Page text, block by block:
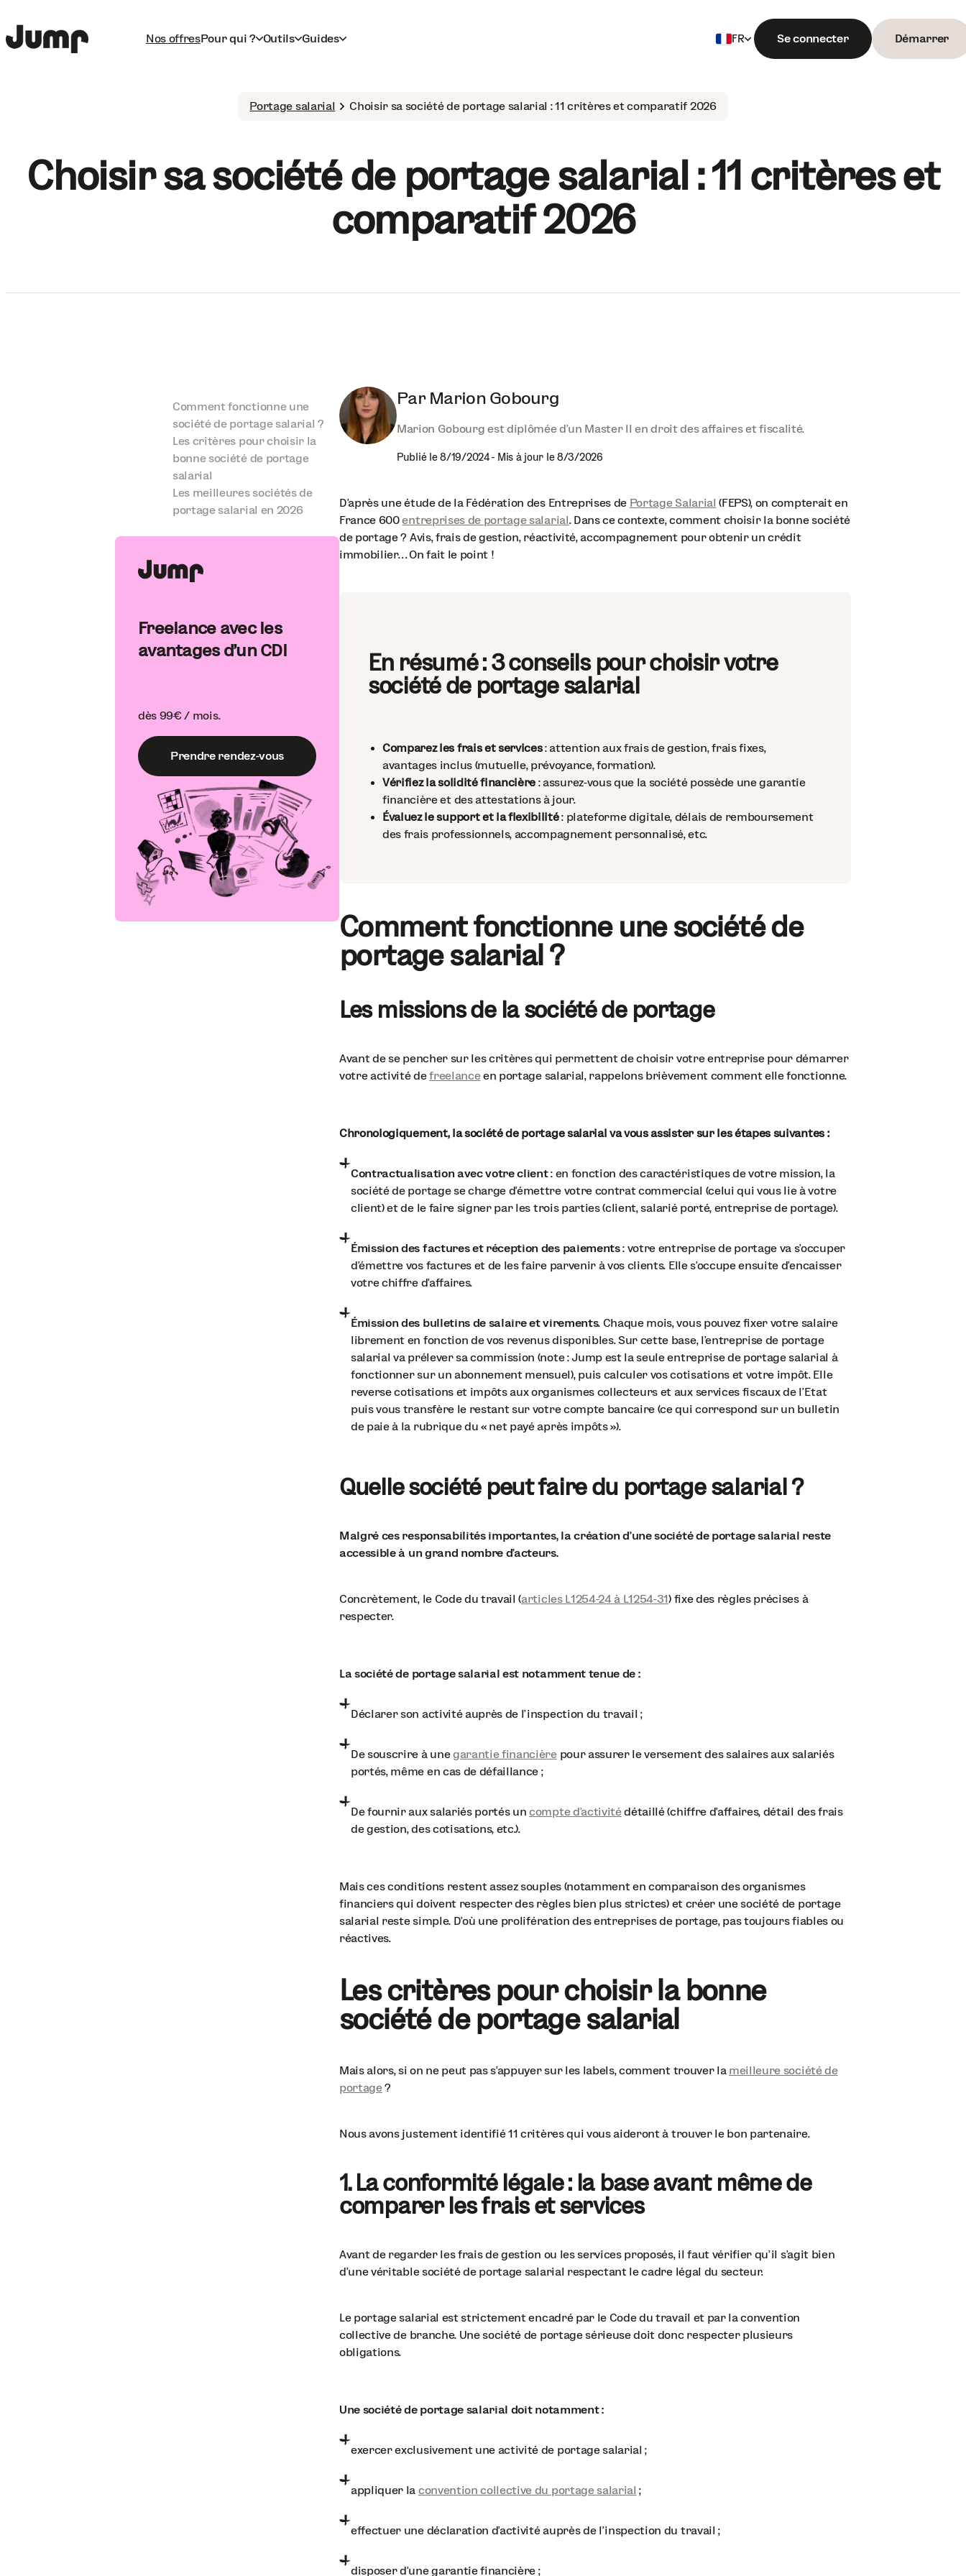
Nos offresPour qui ? Outils Guides FR
English
Se connecter Démarrer
Portage salarial Choisir sa société de portage salarial : 11 critères et comparatif 2026
Choisir sa société de portage salarial : 11 critères et
comparatif 2026
Comment fonctionne une
société de portage salarial ?
Les critères pour choisir la
bonne société de portage
salarial
Les meilleures sociétés de
portage salarial en 2026
Freelance avec les
avantages d'un CDI
dès 99€ / mois.
Prendre rendez-vous
Par Marion Gobourg
Marion Gobourg est diplômée d'un Master II en droit des affaires et fiscalité.
Publié le 8/19/2024- Mis à jour le 8/3/2026
D’après une étude de la Fédération des Entreprises de Portage Salarial (FEPS), on compterait en
France 600entreprises de portage salarial. Dans ce contexte, comment choisir la bonne société
de portage ? Avis, frais de gestion, réactivité, accompagnement pour obtenir un crédit
immobilier… On fait le point !
En résumé : 3 conseils pour choisir votre
société de portage salarial
Comparez les frais et services: attention aux frais de gestion, frais fixes,
avantages inclus (mutuelle, prévoyance, formation).
Vérifiez la solidité financière : assurez-vous que la société possède une garantie
financière et des attestations à jour.
Évaluez le support et la flexibilité: plateforme digitale, délais de remboursement
des frais professionnels, accompagnement personnalisé, etc.
Comment fonctionne une société de
portage salarial ?
Les missions de la société de portage
Avant de se pencher sur les critères qui permettent de choisir votre entreprise pour démarrer
votre activité defreelanceen portage salarial, rappelons brièvement comment elle fonctionne.
Chronologiquement, la société de portage salarial va vous assister sur les étapes suivantes :
Contractualisation avec votre client: en fonction des caractéristiques de votre mission, la
société de portage se charge d’émettre votre contrat commercial (celui qui vous lie à votre
client) et de le faire signer par les trois parties (client, salarié porté, entreprise de portage).‍
Émission des factures et réception des paiements: votre entreprise de portage va s’occuper
d’émettre vos factures et de les faire parvenir à vos clients. Elle s’occupe ensuite d’encaisser
votre chiffre d’affaires.
Émission des bulletins de salaire et virements. Chaque mois, vous pouvez fixer votre salaire
librement en fonction de vos revenus disponibles. Sur cette base, l’entreprise de portage
salarial va prélever sa commission (note : Jump est la seule entreprise de portage salarial à
fonctionner sur un abonnement mensuel), puis calculer vos cotisations et votre impôt. Elle
reverse cotisations et impôts aux organismes collecteurs et aux services fiscaux de l’Etat
puis vous transfère le restant sur votre compte bancaire (ce qui correspond sur un bulletin
de paie à la rubrique du « net payé après impôts »).
Quelle société peut faire du portage salarial ?
Malgré ces responsabilités importantes, la création d’une société de portage salarial reste
accessible à un grand nombre d’acteurs.
Concrètement, le Code du travail (articles L1254-24 à L1254-31) fixe des règles précises à
respecter.
La société de portage salarial est notamment tenue de :
Déclarer son activité auprès de l’inspection du travail ;
De souscrire à unegarantie financièrepour assurer le versement des salaires aux salariés
portés, même en cas de défaillance ;
De fournir aux salariés portés uncompte d’activitédétaillé (chiffre d’affaires, détail des frais
de gestion, des cotisations, etc.).
Mais ces conditions restent assez souples (notamment en comparaison des organismes
financiers qui doivent respecter des règles bien plus strictes) et créer une société de portage
salarial reste simple. D’où une prolifération des entreprises de portage, pas toujours fiables ou
réactives.
Les critères pour choisir la bonne
société de portage salarial
Mais alors, si on ne peut pas s'appuyer sur les labels, comment trouver la meilleure société de
portage?
Nous avons justement identifié 11 critères qui vous aideront à trouver le bon partenaire.
1. La conformité légale : la base avant même de
comparer les frais et services
Avant de regarder les frais de gestion ou les services proposés, il faut vérifier qu’il s’agit bien
d’une véritable société de portage salarial respectant le cadre légal du secteur.
Le portage salarial est strictement encadré par le Code du travail et par la convention
collective de branche. Une société de portage sérieuse doit donc respecter plusieurs
obligations.
Une société de portage salarial doit notamment :
exercer exclusivement une activité de portage salarial ;
appliquer la convention collective du portage salarial ;
effectuer une déclaration d’activité auprès de l’inspection du travail ;
disposer d’une garantie financière ;